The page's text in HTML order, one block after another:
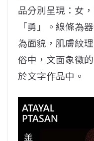
品分別呈現：女
「勇」。線條為
為面貌，肌膚紋
俗中，文面象徵
於文字作品中。